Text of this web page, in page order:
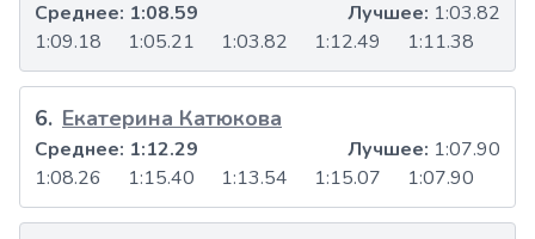
1:09.18 1:05.21 1:03.82 1:12.49 1:11.38
Среднее: 1:08.59 Лучшее: 1:03.82
6. Екатерина Катюкова
1:08.26 1:15.40 1:13.54 1:15.07 1:07.90
Среднее: 1:12.29 Лучшее: 1:07.90